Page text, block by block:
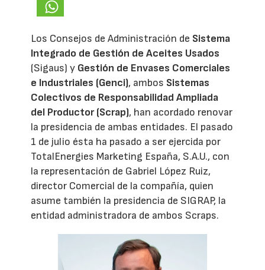
Los Consejos de Administración de Sistema
Integrado de Gestión de Aceites Usados
(Sigaus) y Gestión de Envases Comerciales
e Industriales (Genci), ambos Sistemas
Colectivos de Responsabilidad Ampliada
del Productor (Scrap), han acordado renovar
la presidencia de ambas entidades. El pasado
1 de julio ésta ha pasado a ser ejercida por
TotalEnergies Marketing España, S.A.U., con
la representación de Gabriel López Ruiz,
director Comercial de la compañía, quien
asume también la presidencia de SIGRAP, la
entidad administradora de ambos Scraps.